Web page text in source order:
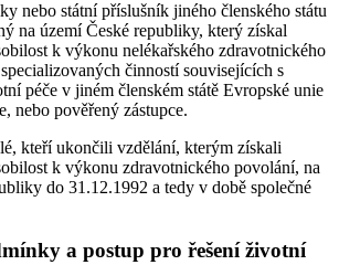
nebo státní příslušník jiného členského státu
na území České republiky, který získal
k výkonu nelékařského zdravotnického
činností souvisejících s
péče v jiném členském státě Evropské unie
nebo pověřený zástupce.
kteří ukončili vzdělání, kterým získali
k výkonu zdravotnického povolání, na
do 31.12.1992 a tedy v době společné
a postup pro řešení životní